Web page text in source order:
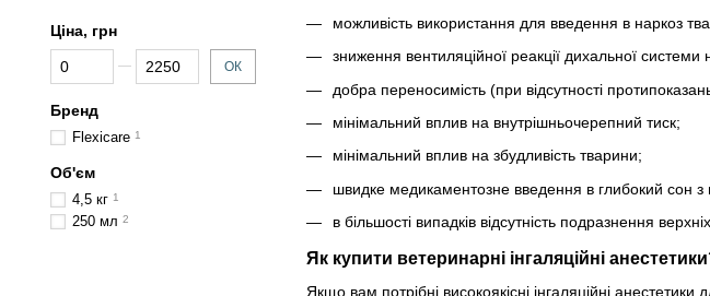
можливість використання для введення в наркоз
зниження вентиляційної реакції дихальної системи
добра переносимість (при відсутності
мінімальний вплив на внутрішньочерепний тиск;
мінімальний вплив на збудливість тварини;
швидке медикаментозне введення в глибокий сон з
в більшості випадків відсутність подразнення
Як купити ветеринарні інгаляційні
Якщо вам потрібні високоякісні інгаляційні
Ціна, грн
Від Ціна, грн
До Ціна, грн ОК
Бренд
Flexicare 1
Об'єм
4,5 кг 1
250 мл 2